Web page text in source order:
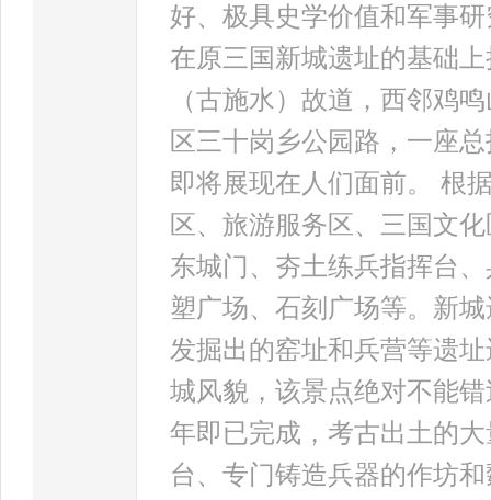
好、极具史学价值和军事
在原三国新城遗址的基础
（古施水）故道，西邻鸡
区三十岗乡公园路，一座
即将展现在人们面前。 根
区、旅游服务区、三国文
东城门、夯土练兵指挥台
塑广场、石刻广场等。新
发掘出的窑址和兵营等遗
城风貌，该景点绝对不能
年即已完成，考古出土的
台、专门铸造兵器的作坊